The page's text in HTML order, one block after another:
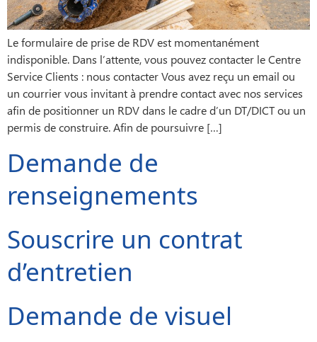
Le formulaire de prise de RDV est momentanément
indisponible. Dans l’attente, vous pouvez contacter le Centre
Service Clients : nous contacter Vous avez reçu un email ou
un courrier vous invitant à prendre contact avec nos services
afin de positionner un RDV dans le cadre d’un DT/DICT ou un
permis de construire. Afin de poursuivre […]
Demande de
renseignements
Souscrire un contrat
d’entretien
Demande de visuel